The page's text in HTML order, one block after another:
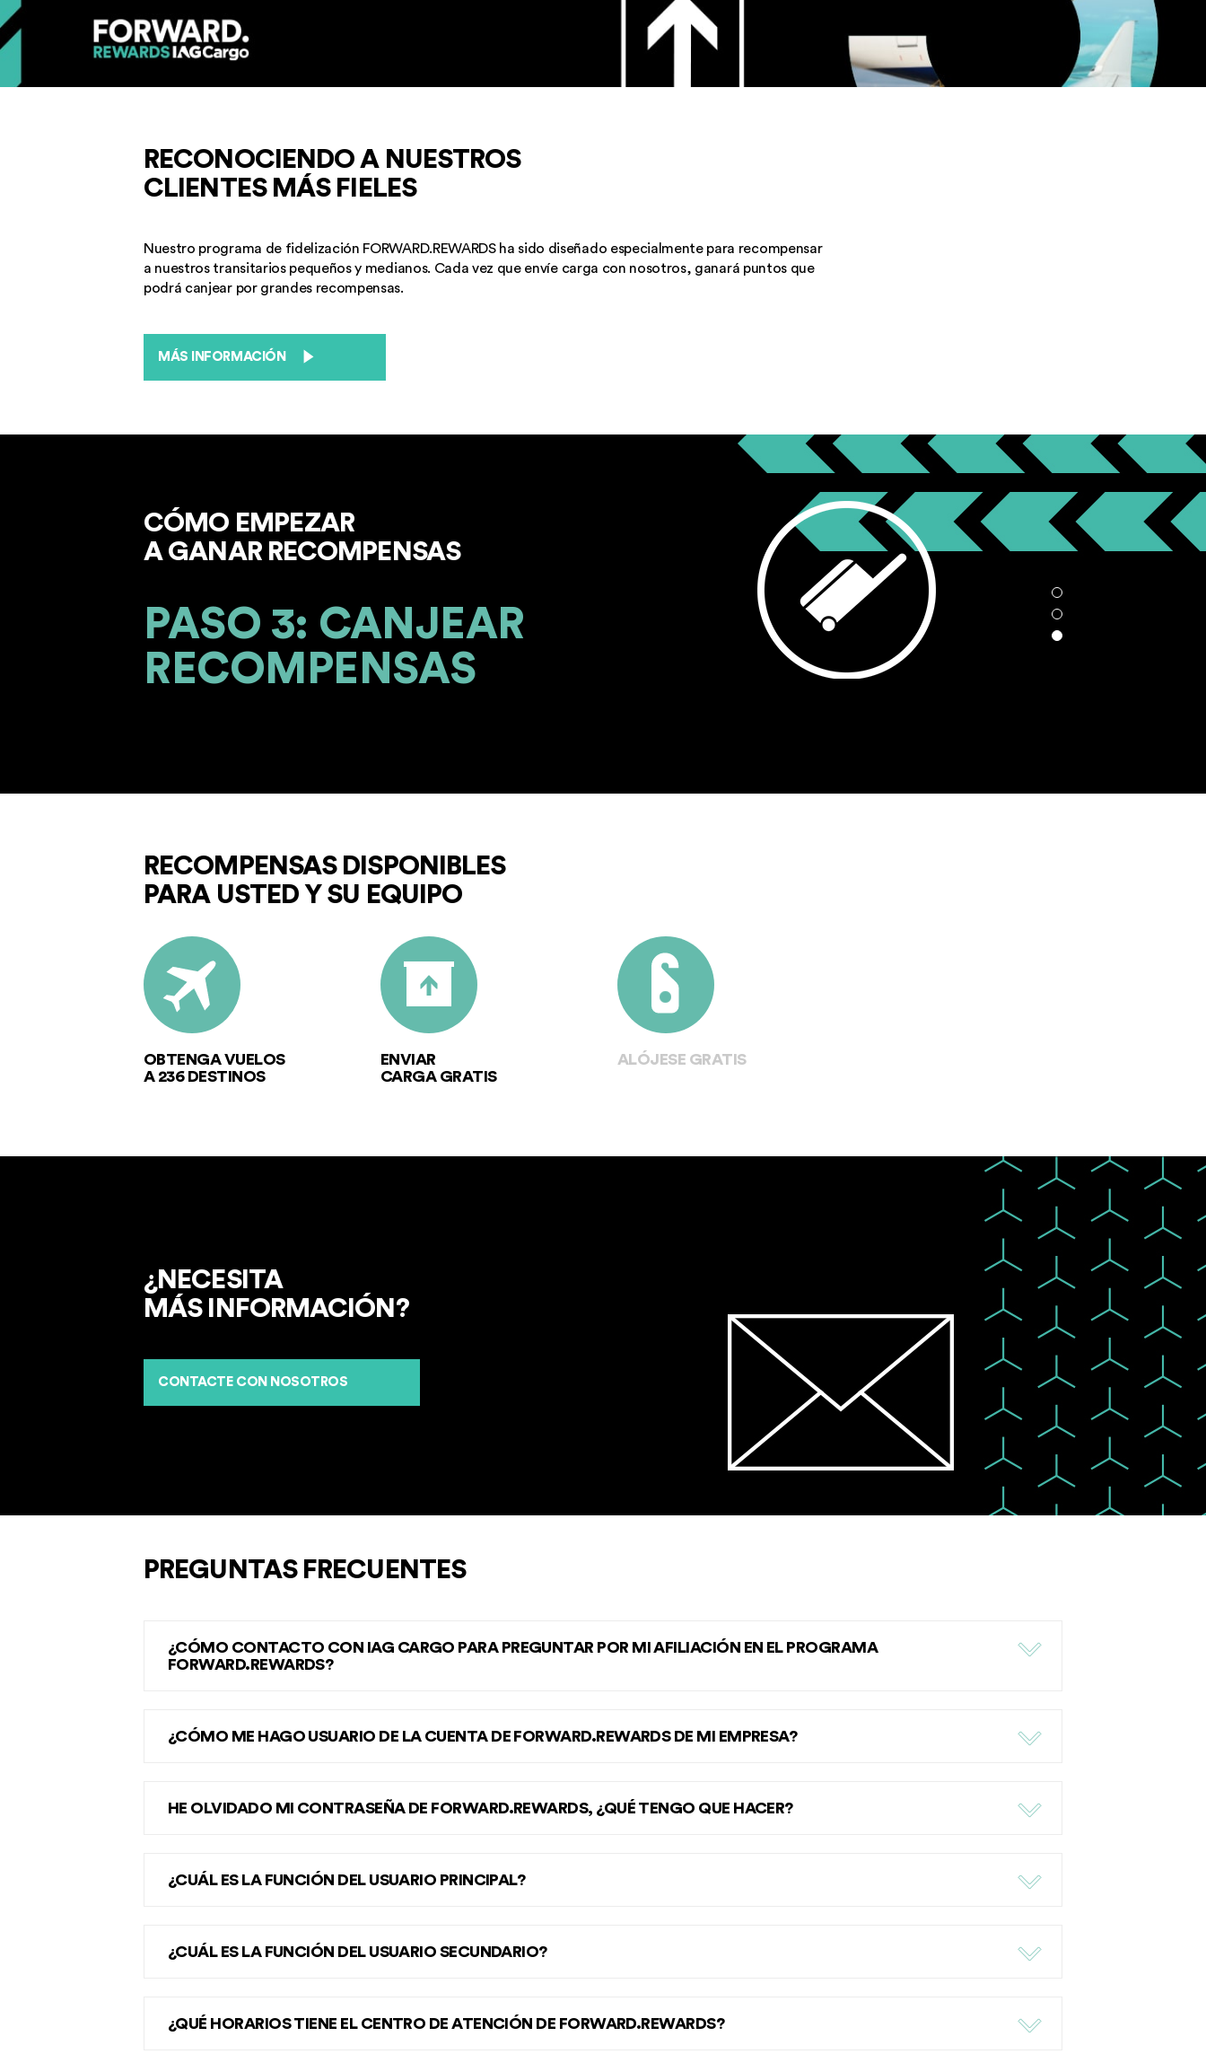
RECONOCIENDO A NUESTROS
CLIENTES MÁS FIELES
Nuestro programa de fidelización FORWARD.REWARDS ha sido diseñado especialmente para recompensar
a nuestros transitarios pequeños y medianos. Cada vez que envíe carga con nosotros, ganará puntos que
podrá canjear por grandes recompensas.
MÁS INFORMACIÓN
CÓMO EMPEZAR
PASO 2: GANAR PUNTOS
CÓMO EMPEZAR
A GANAR RECOMPENSAS
PASO 3: CANJEAR
RECOMPENSAS
RECOMPENSAS DISPONIBLES
PARA USTED Y SU EQUIPO
OBTENGA VUELOS
A 236 DESTINOS
ENVIAR
CARGA GRATIS
ALÓJESE GRATIS
¿NECESITA
MÁS INFORMACIÓN?
CONTACTE CON NOSOTROS
PREGUNTAS FRECUENTES
¿CÓMO CONTACTO CON IAG CARGO PARA PREGUNTAR POR MI AFILIACIÓN EN EL PROGRAMA
FORWARD.REWARDS?
¿CÓMO ME HAGO USUARIO DE LA CUENTA DE FORWARD.REWARDS DE MI EMPRESA?
HE OLVIDADO MI CONTRASEÑA DE FORWARD.REWARDS, ¿QUÉ TENGO QUE HACER?
¿CUÁL ES LA FUNCIÓN DEL USUARIO PRINCIPAL?
¿CUÁL ES LA FUNCIÓN DEL USUARIO SECUNDARIO?
¿QUÉ HORARIOS TIENE EL CENTRO DE ATENCIÓN DE FORWARD.REWARDS?